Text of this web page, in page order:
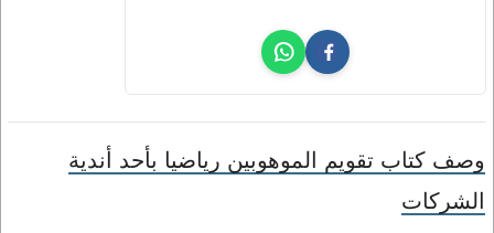
وصف كتاب تقويم الموهوبين رياضيا بأحد أندية
الشركات